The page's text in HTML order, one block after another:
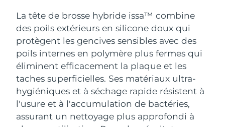
La tête de brosse hybride issa™ combine
des poils extérieurs en silicone doux qui
protègent les gencives sensibles avec des
poils internes en polymère plus fermes qui
éliminent efficacement la plaque et les
taches superficielles. Ses matériaux ultra-
hygiéniques et à séchage rapide résistent à
l'usure et à l'accumulation de bactéries,
assurant un nettoyage plus approfondi à